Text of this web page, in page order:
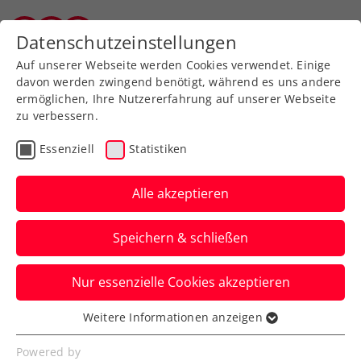
Zurück zur Newsübersicht
VR-Tennis
Virtueller Vizeweltmeister
misst sich mit der
Tenniselite
Dieses interessante Kräftemessen gibt es
ab Sonntag bei den win2day Open Tennis
Staatsmeisterschaften.
Verfasst von: Presseaussendung / Redaktion, 27.06.2026
Datenschutzeinstellungen
Auf unserer Webseite werden Cookies verwendet. Einige
davon werden zwingend benötigt, während es uns andere
ermöglichen, Ihre Nutzererfahrung auf unserer Webseite
zu verbessern.
Essenziell Statistiken
Alle akzeptieren
Speichern & schließen
Nur essenzielle Cookies akzeptieren
Essenziell
Essenzielle Cookies werden für grundlegende
Weitere Informationen anzeigen
Powered by